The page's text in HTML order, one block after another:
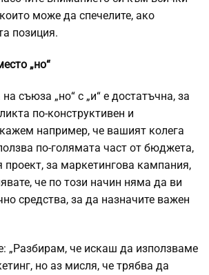
може да спечелите, ако
позиция.
„но“
съюза „но“ с „и“ е достатъчна, за
по-конструктивен и
например, че вашият колега
по-голямата част от бюджета,
проект, за маркетингова кампания,
че по този начин няма да ви
средства, за да назначите важен
„Разбирам, че искаш да използваме
но аз мисля, че трябва да